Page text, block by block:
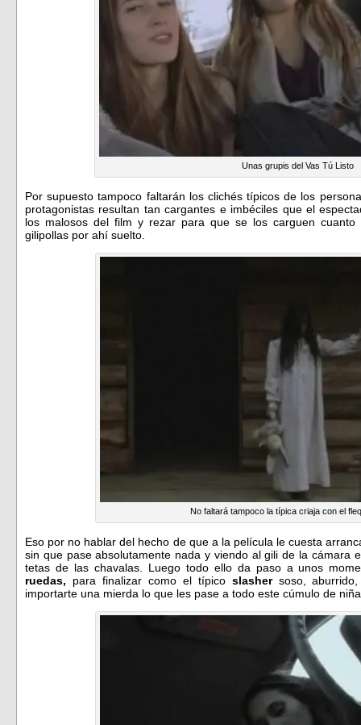
Unas grupis del Vas Tú Listo
Por supuesto tampoco faltarán los clichés típicos de los
protagonistas resultan tan cargantes e imbéciles que el
los malosos del film y rezar para que se los carguen
gilipollas por ahí suelto.
No faltará tampoco la típica criaja con el
Eso por no hablar del hecho de que a la película le cuesta
sin que pase absolutamente nada y viendo al gili de la cámara
tetas de las chavalas. Luego todo ello da paso a unos
ruedas, para finalizar como el típicoslasher soso,
importarte una mierda lo que les pase a todo este cúmulo de